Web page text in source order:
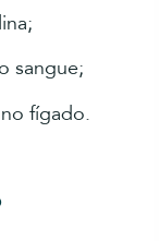
sangue;
fígado.